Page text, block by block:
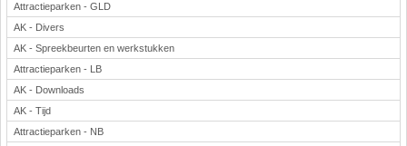
Attractieparken - GLD
AK - Divers
AK - Spreekbeurten en werkstukken
Attractieparken - LB
AK - Downloads
AK - Tijd
Attractieparken - NB